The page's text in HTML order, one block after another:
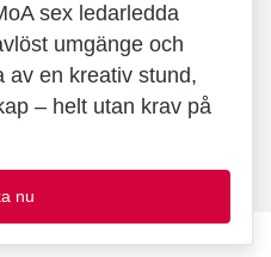
sex ledarledda
umgänge och
av en kreativ stund,
– helt utan krav på
nu